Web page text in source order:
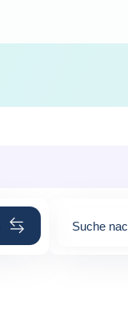
Suche